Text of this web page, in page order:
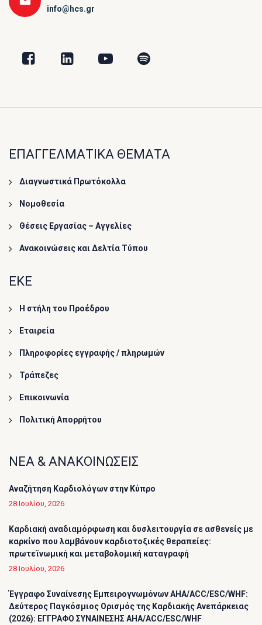
info@hcs.gr
ΕΠΑΓΓΕΛΜΑΤΙΚΑ ΘΕΜΑΤΑ
Διαγνωστικά Πρωτόκολλα
Νομοθεσία
Θέσεις Εργασίας – Αγγελίες
Ανακοινώσεις και Δελτία Τύπου
ΕΚΕ
Η στήλη του Προέδρου
Εταιρεία
Πληροφορίες εγγραφής / πληρωμών
Τράπεζες
Επικοινωνία
Πολιτική Απορρήτου
ΝΕΑ & ΑΝΑΚΟΙΝΩΣΕΙΣ
Αναζήτηση Καρδιολόγων στην Κύπρο
28 Ιουλίου, 2026
Καρδιακή αναδιαμόρφωση και δυσλειτουργία σε ασθενείς με
καρκίνο που λαμβάνουν καρδιοτοξικές θεραπείες:
πρωτεϊνωμική και μεταβολομική καταγραφή
28 Ιουλίου, 2026
Έγγραφο Συναίνεσης Εμπειρογνωμόνων AHA/ACC/ESC/WHF:
Δεύτερος Παγκόσμιος Ορισμός της Καρδιακής Ανεπάρκειας
(2026): ΕΓΓΡΑΦΟ ΣΥΝΑΙΝΕΣΗΣ AHA/ACC/ESC/WHF